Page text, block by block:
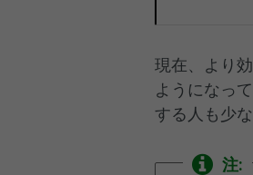
現在、より
ようになっ
する人も少
注: